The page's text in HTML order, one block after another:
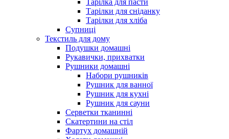
Тарілка для пасти
Тарілки для сніданку
Тарілки для хліба
Супниці
Текстиль для дому
Подушки домашні
Рукавички, прихватки
Рушники домашні
Набори рушників
Рушник для ванної
Рушник для кухні
Рушник для сауни
Серветки тканинні
Скатертини на стіл
Фартух домашній